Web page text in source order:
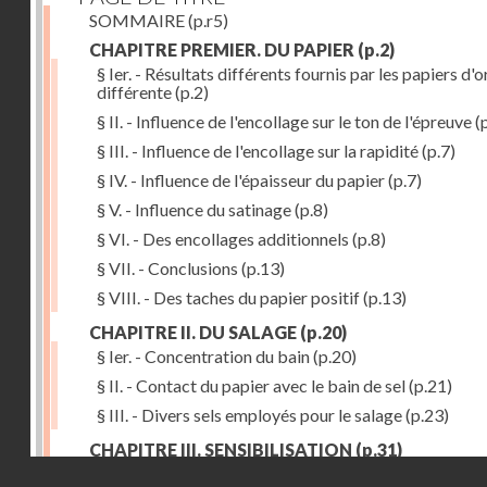
SOMMAIRE(p.r5)
CHAPITRE PREMIER. DU PAPIER (p.2)
§ Ier. - Résultats différents fournis par les papiers
différente(p.2)
§ II. - Influence de l'encollage sur le ton de l'épreuve
§ III. - Influence de l'encollage sur la rapidité(p.7)
§ IV. - Influence de l'épaisseur du papier(p.7)
§ V. - Influence du satinage(p.8)
§ VI. - Des encollages additionnels (p.8)
§ VII. - Conclusions (p.13)
§ VIII. - Des taches du papier positif(p.13)
CHAPITRE II. DU SALAGE (p.20)
§ Ier. - Concentration du bain(p.20)
§ II. - Contact du papier avec le bain de sel(p.21)
§ III. - Divers sels employés pour le salage(p.23)
CHAPITRE III. SENSIBILISATION (p.31)